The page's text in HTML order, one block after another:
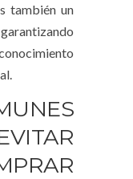
también un